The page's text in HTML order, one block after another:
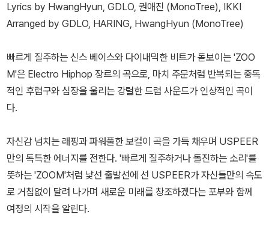
Lyrics by HwangHyun, GDLO, 권애진 (MonoTree), IKKI
Arranged by GDLO, HARING, HwangHyun (MonoTree)
빠르게 질주하는 신스 베이스와 다이내믹한 비트가 돋보이는 'ZOO
M'은 Electro Hiphop 장르의 곡으로, 마치 주문처럼 반복되는 중독
적인 후렴구와 심장을 울리는 강렬한 드럼 사운드가 인상적인 곡이
다.
자신감 넘치는 래핑과 파워풀한 보컬이 곡을 가득 채우며 USPEER
만의 독특한 에너지를 전한다. '빠르게 질주하거나 돌진하는 소리'를
뜻하는 'ZOOM'처럼 낯선 출발선에 선 USPEER가 자신들만의 속도
로 거침없이 달려 나가며 새로운 미래를 창조하겠다는 포부와 함께
여정의 시작을 알린다.